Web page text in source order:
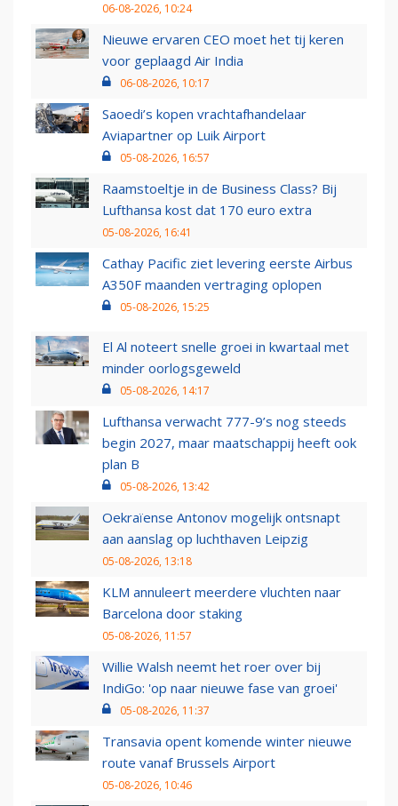
06-08-2026, 10:24
Nieuwe ervaren CEO moet het tij keren
voor geplaagd Air India
06-08-2026, 10:17
Saoedi’s kopen vrachtafhandelaar
Aviapartner op Luik Airport
05-08-2026, 16:57
Raamstoeltje in de Business Class? Bij
Lufthansa kost dat 170 euro extra
05-08-2026, 16:41
Cathay Pacific ziet levering eerste Airbus
A350F maanden vertraging oplopen
05-08-2026, 15:25
El Al noteert snelle groei in kwartaal met
minder oorlogsgeweld
05-08-2026, 14:17
Lufthansa verwacht 777-9’s nog steeds
begin 2027, maar maatschappij heeft ook
plan B
05-08-2026, 13:42
Oekraïense Antonov mogelijk ontsnapt
aan aanslag op luchthaven Leipzig
05-08-2026, 13:18
KLM annuleert meerdere vluchten naar
Barcelona door staking
05-08-2026, 11:57
Willie Walsh neemt het roer over bij
IndiGo: 'op naar nieuwe fase van groei'
05-08-2026, 11:37
Transavia opent komende winter nieuwe
route vanaf Brussels Airport
05-08-2026, 10:46